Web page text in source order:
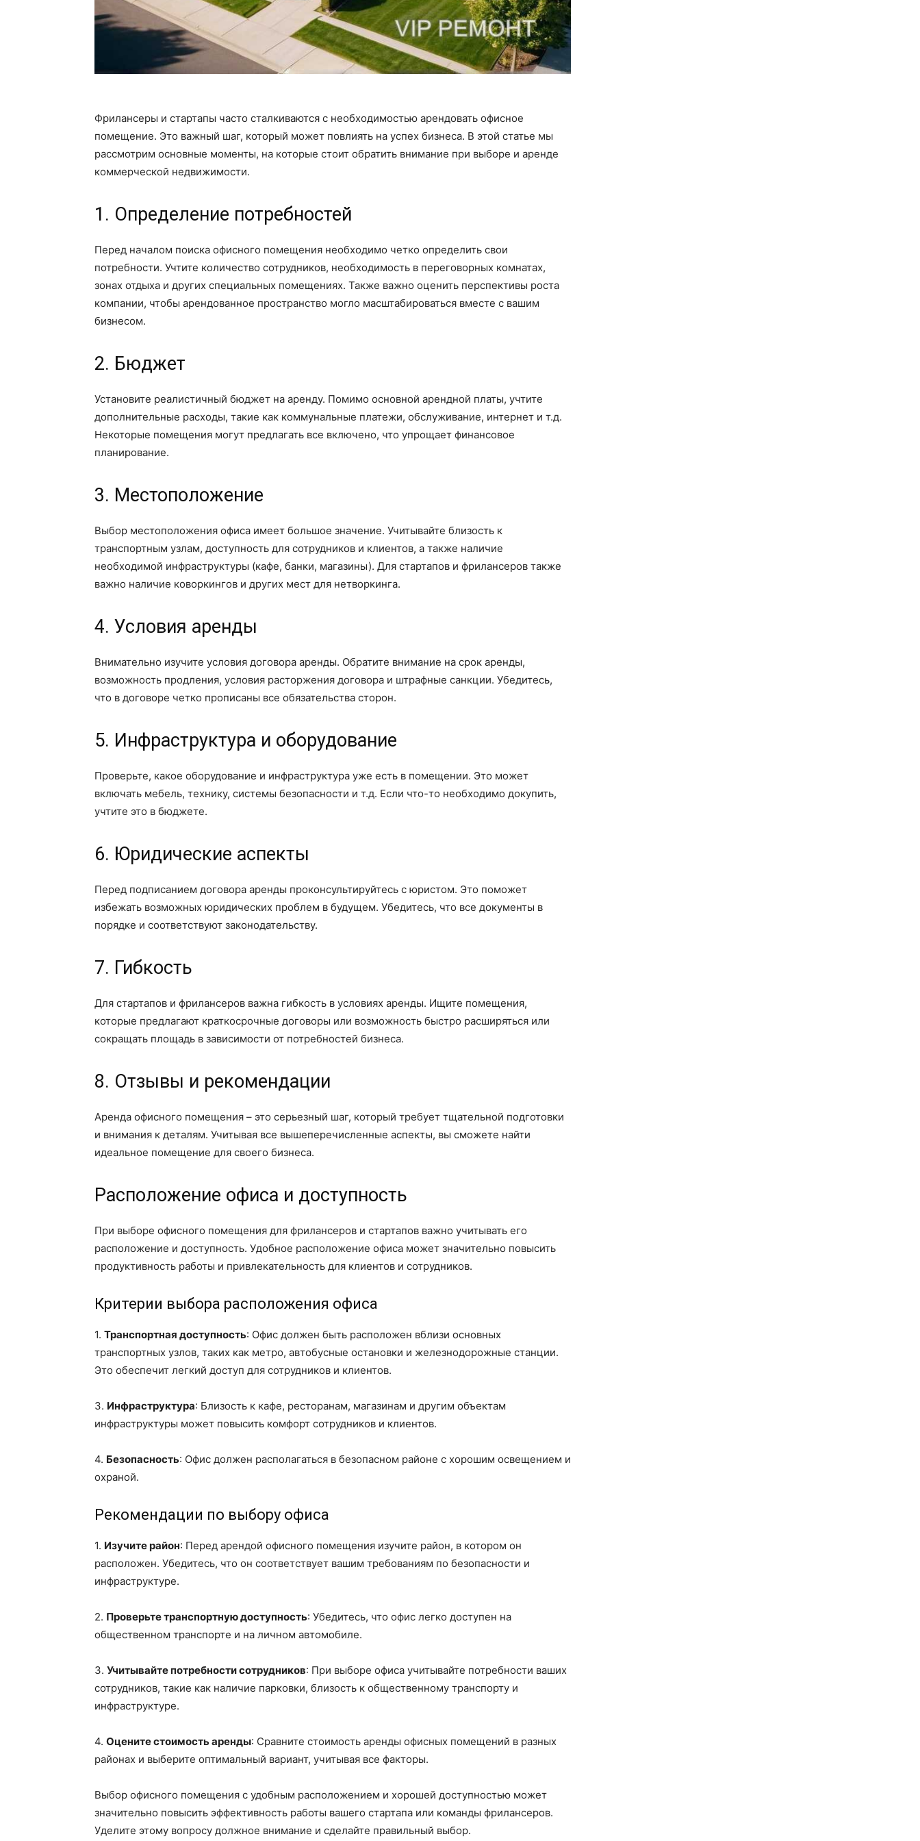
Фрилансеры и стартапы часто сталкиваются с необходимостью арендовать офисное
помещение. Это важный шаг, который может повлиять на успех бизнеса. В этой статье мы
рассмотрим основные моменты, на которые стоит обратить внимание при выборе и аренде
коммерческой недвижимости.
1. Определение потребностей
Перед началом поиска офисного помещения необходимо четко определить свои
потребности. Учтите количество сотрудников, необходимость в переговорных комнатах,
зонах отдыха и других специальных помещениях. Также важно оценить перспективы роста
компании, чтобы арендованное пространство могло масштабироваться вместе с вашим
бизнесом.
2. Бюджет
Установите реалистичный бюджет на аренду. Помимо основной арендной платы, учтите
дополнительные расходы, такие как коммунальные платежи, обслуживание, интернет и т.д.
Некоторые помещения могут предлагать все включено, что упрощает финансовое
планирование.
3. Местоположение
Выбор местоположения офиса имеет большое значение. Учитывайте близость к
транспортным узлам, доступность для сотрудников и клиентов, а также наличие
необходимой инфраструктуры (кафе, банки, магазины). Для стартапов и фрилансеров также
важно наличие коворкингов и других мест для нетворкинга.
4. Условия аренды
Внимательно изучите условия договора аренды. Обратите внимание на срок аренды,
возможность продления, условия расторжения договора и штрафные санкции. Убедитесь,
что в договоре четко прописаны все обязательства сторон.
5. Инфраструктура и оборудование
Проверьте, какое оборудование и инфраструктура уже есть в помещении. Это может
включать мебель, технику, системы безопасности и т.д. Если что-то необходимо докупить,
учтите это в бюджете.
6. Юридические аспекты
Перед подписанием договора аренды проконсультируйтесь с юристом. Это поможет
избежать возможных юридических проблем в будущем. Убедитесь, что все документы в
порядке и соответствуют законодательству.
7. Гибкость
Для стартапов и фрилансеров важна гибкость в условиях аренды. Ищите помещения,
которые предлагают краткосрочные договоры или возможность быстро расширяться или
сокращать площадь в зависимости от потребностей бизнеса.
8. Отзывы и рекомендации
Аренда офисного помещения – это серьезный шаг, который требует тщательной подготовки
и внимания к деталям. Учитывая все вышеперечисленные аспекты, вы сможете найти
идеальное помещение для своего бизнеса.
Расположение офиса и доступность
При выборе офисного помещения для фрилансеров и стартапов важно учитывать его
расположение и доступность. Удобное расположение офиса может значительно повысить
продуктивность работы и привлекательность для клиентов и сотрудников.
Критерии выбора расположения офиса
1. Транспортная доступность: Офис должен быть расположен вблизи основных
транспортных узлов, таких как метро, автобусные остановки и железнодорожные станции.
Это обеспечит легкий доступ для сотрудников и клиентов.
3. Инфраструктура: Близость к кафе, ресторанам, магазинам и другим объектам
инфраструктуры может повысить комфорт сотрудников и клиентов.
4. Безопасность: Офис должен располагаться в безопасном районе с хорошим освещением и
охраной.
Рекомендации по выбору офиса
1. Изучите район: Перед арендой офисного помещения изучите район, в котором он
расположен. Убедитесь, что он соответствует вашим требованиям по безопасности и
инфраструктуре.
2. Проверьте транспортную доступность: Убедитесь, что офис легко доступен на
общественном транспорте и на личном автомобиле.
3. Учитывайте потребности сотрудников: При выборе офиса учитывайте потребности ваших
сотрудников, такие как наличие парковки, близость к общественному транспорту и
инфраструктуре.
4. Оцените стоимость аренды: Сравните стоимость аренды офисных помещений в разных
районах и выберите оптимальный вариант, учитывая все факторы.
Выбор офисного помещения с удобным расположением и хорошей доступностью может
значительно повысить эффективность работы вашего стартапа или команды фрилансеров.
Уделите этому вопросу должное внимание и сделайте правильный выбор.